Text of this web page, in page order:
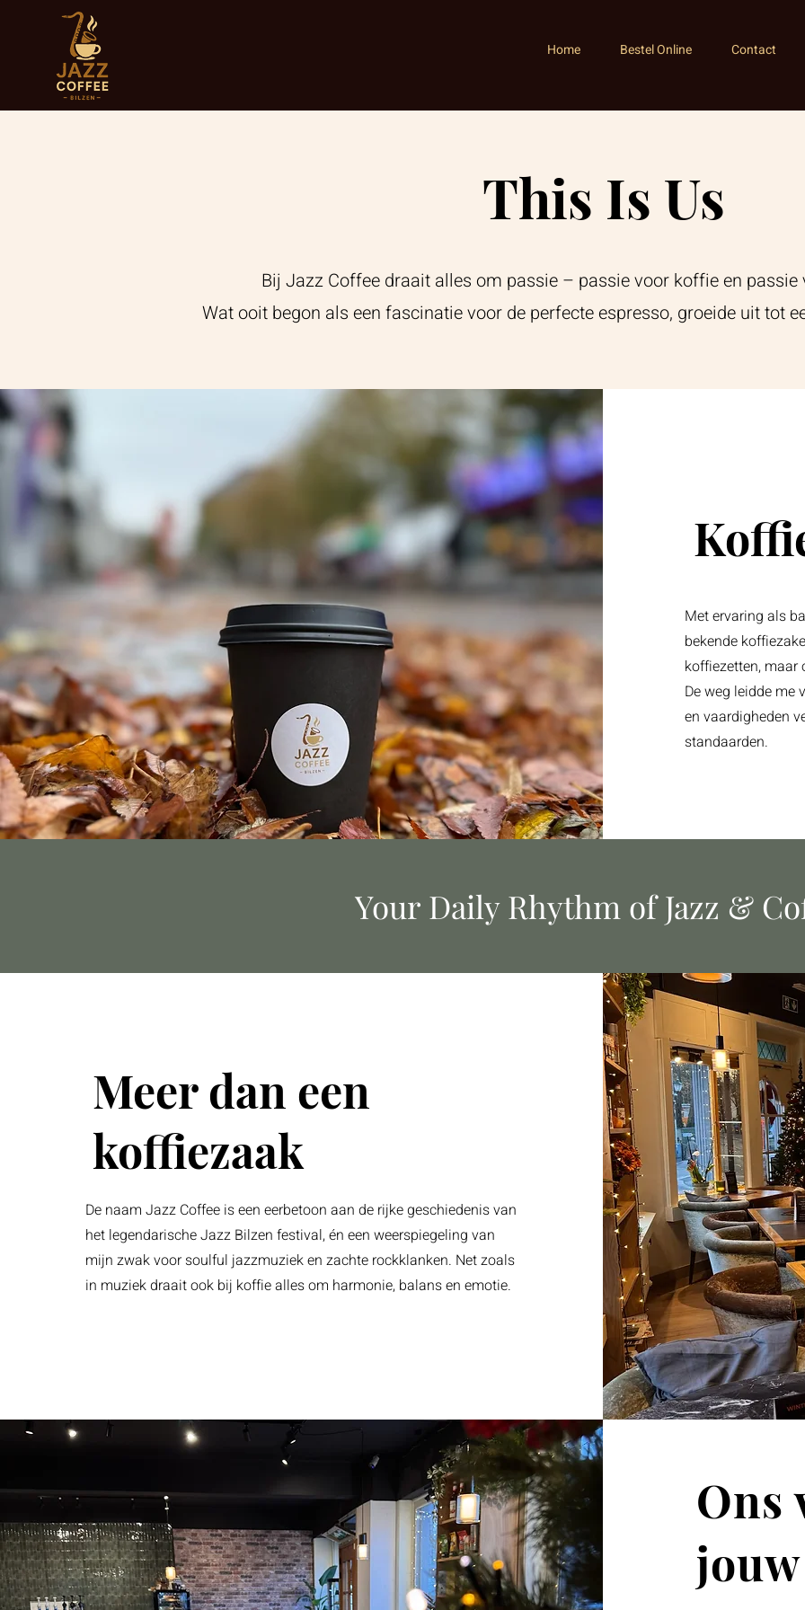
Home Bestel Online Contact
This Is Us
Bij Jazz Coffee draait alles om passie – passie voor koffie en passie
Wat ooit begon als een fascinatie voor de perfecte espresso, groeide uit tot
Met ervaring als
bekende
koffiezetten, maar
De weg leidde me
en vaardigheden
standaarden.
Your Daily Rhythm of Jazz &
Meer dan een
koffiezaak
De naam Jazz Coffee is een eerbetoon aan de rijke geschiedenis van
het legendarische Jazz Bilzen festival, én een weerspiegeling van
mijn zwak voor soulful jazzmuziek en zachte rockklanken. Net zoals
in muziek draait ook bij koffie alles om harmonie, balans en emotie.
Ons